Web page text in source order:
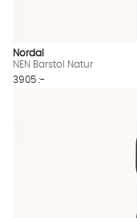
Nordal
NEN Barstol Natur
3905 :-